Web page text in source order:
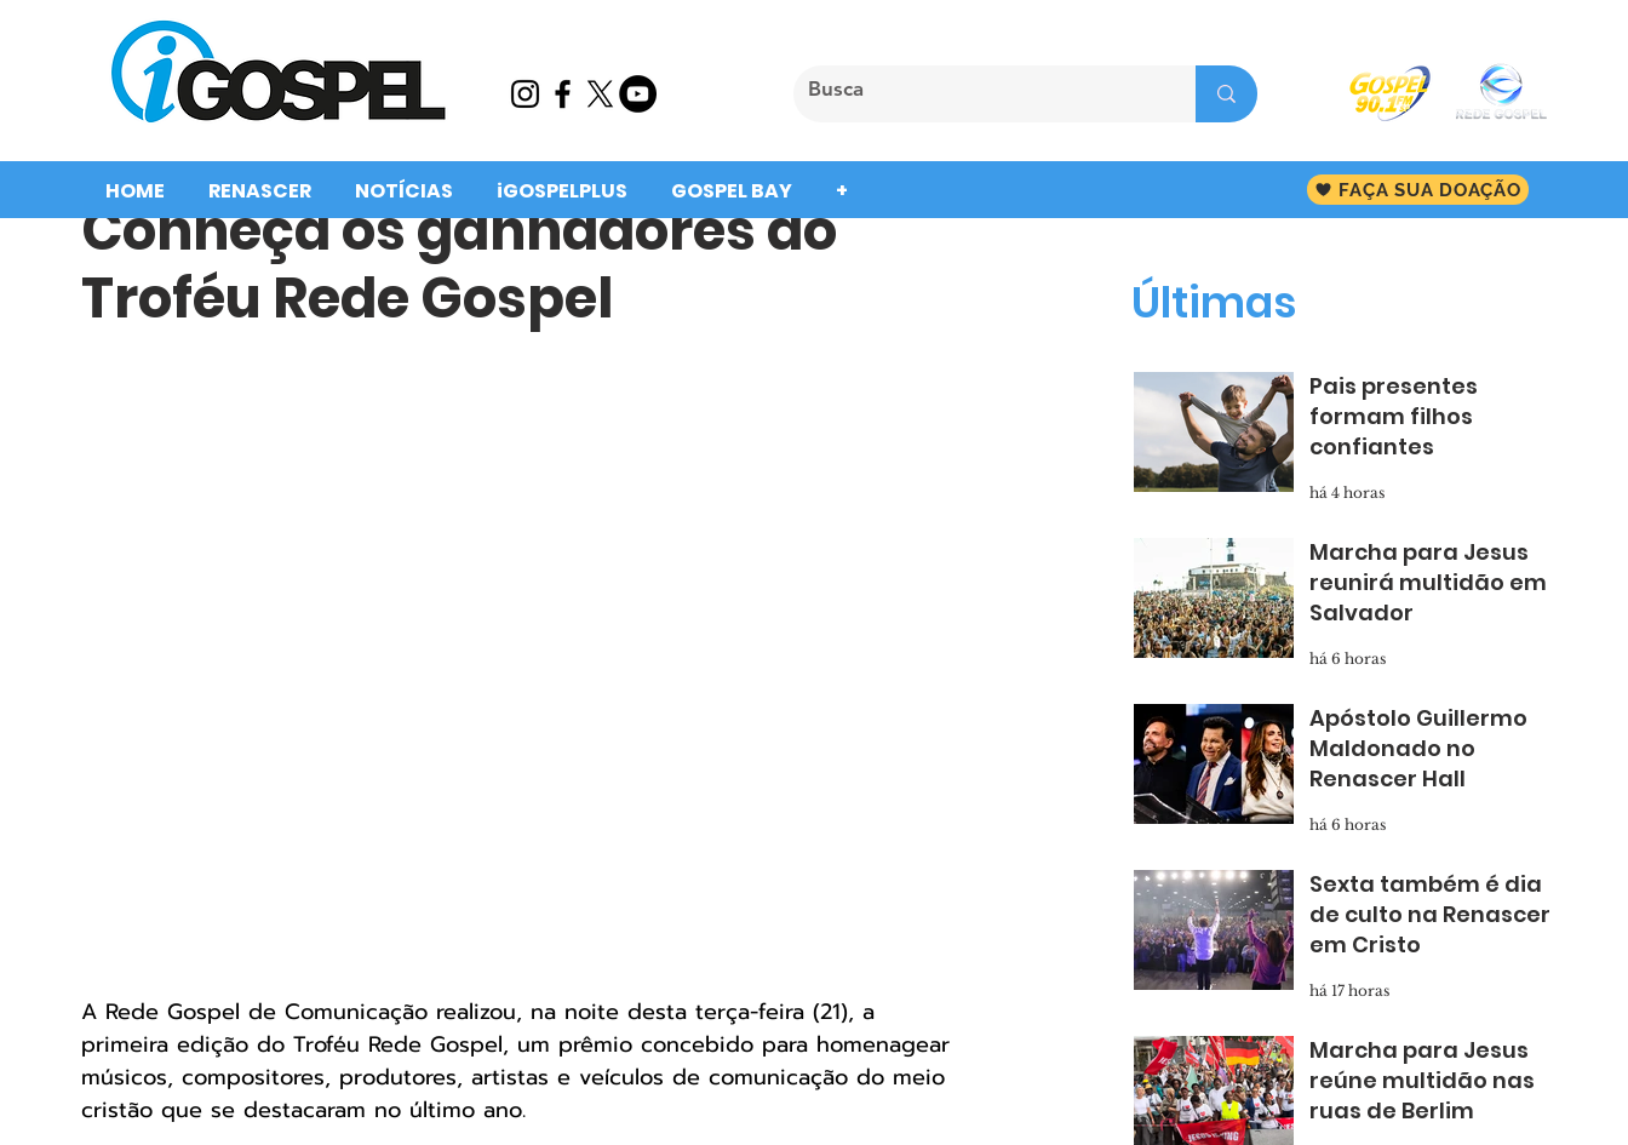
HOME RENASCER NOTÍCIAS iGOSPELPLUS GOSPEL BAY + FAÇA SUA DOAÇÃO
Conheça os ganhadores do
Troféu Rede Gospel
A Rede Gospel de Comunicação realizou, na noite desta terça-feira (21), a
primeira edição do Troféu Rede Gospel, um prêmio concebido para homenagear
músicos, compositores, produtores, artistas e veículos de comunicação do meio
cristão que se destacaram no último ano.
Pais presentes
formam filhos
confiantes
há 4 horas
Marcha para Jesus
reunirá multidão em
Salvador
há 6 horas
Apóstolo Guillermo
Maldonado no
Renascer Hall
há 6 horas
Sexta também é dia
de culto na Renascer
em Cristo
há 17 horas
Marcha para Jesus
reúne multidão nas
ruas de Berlim
Últimas